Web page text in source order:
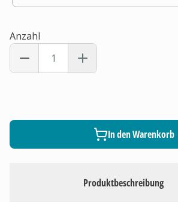
Produktbeschreibung
Anzahl
In den Warenkorb